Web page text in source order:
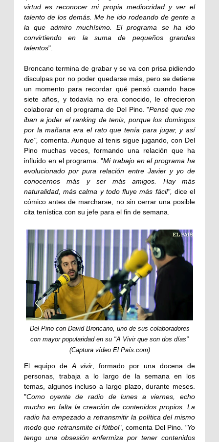
virtud es reconocer mi propia mediocridad y ver el
talento de los demás. Me he ido rodeando de gente a
la que admiro muchísimo. El programa se ha ido
convirtiendo en la suma de pequeños grandes
talentos".
Broncano termina de grabar y se va con prisa pidiendo
disculpas por no poder quedarse más, pero se detiene
un momento para recordar qué pensó cuando hace
siete años, y todavía no era conocido, le ofrecieron
colaborar en el programa de Del Pino. "Pensé que me
iban a joder el ranking de tenis, porque los domingos
por la mañana era el rato que tenía para jugar, y así
fue", comenta. Aunque al tenis sigue jugando, con Del
Pino muchas veces, formando una relación que ha
influido en el programa. "Mi trabajo en el programa ha
evolucionado por pura relación entre Javier y yo de
conocernos más y ser más amigos. Hay más
naturalidad, más calma y todo fluye más fácil", dice el
cómico antes de marcharse, no sin cerrar una posible
cita tenística con su jefe para el fin de semana.
Del Pino con David Broncano, uno de sus colaboradores
con mayor popularidad en su "A Vivir que son dos días"
(Captura vídeo El País.com)
El equipo de A vivir , formado por una docena de
personas, trabaja a lo largo de la semana en los
temas, algunos incluso a largo plazo, durante meses.
"Como oyente de radio de lunes a viernes, echo
mucho en falta la creación de contenidos propios. La
radio ha empezado a retransmitir la política del mismo
modo que retransmite el fútbol", comenta Del Pino. "Yo
tengo una obsesión enfermiza por tener contenidos